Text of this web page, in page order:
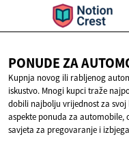
PONUDE ZA
Kupnja novog ili rabljenog
iskustvo. Mnogi kupci traže
dobili najbolju vrijednost za
aspekte ponuda za
savjeta za pregovaranje i